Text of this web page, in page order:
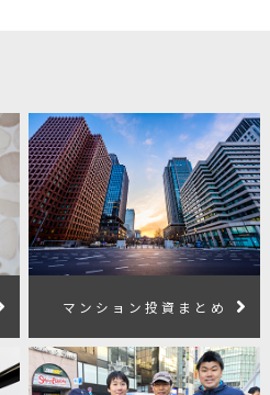
マンション投資まとめ